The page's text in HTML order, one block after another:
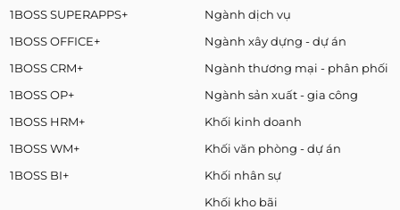
1BOSS SUPERAPPS+
1BOSS OFFICE+
1BOSS CRM+
1BOSS OP+
1BOSS HRM+
1BOSS WM+
1BOSS BI+
Ngành dịch vụ
Ngành xây dựng - dự án
Ngành thương mại - phân phối
Ngành sản xuất - gia công
Khối kinh doanh
Khối văn phòng - dự án
Khối nhân sự
Khối kho bãi